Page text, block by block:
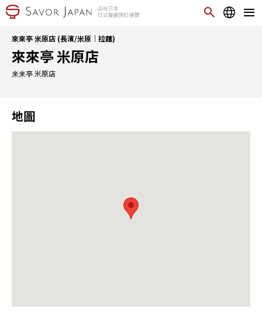
來來亭 米原店 (長濱/米原｜拉麵)
來來亭 米原店
来来亭 米原店
地圖